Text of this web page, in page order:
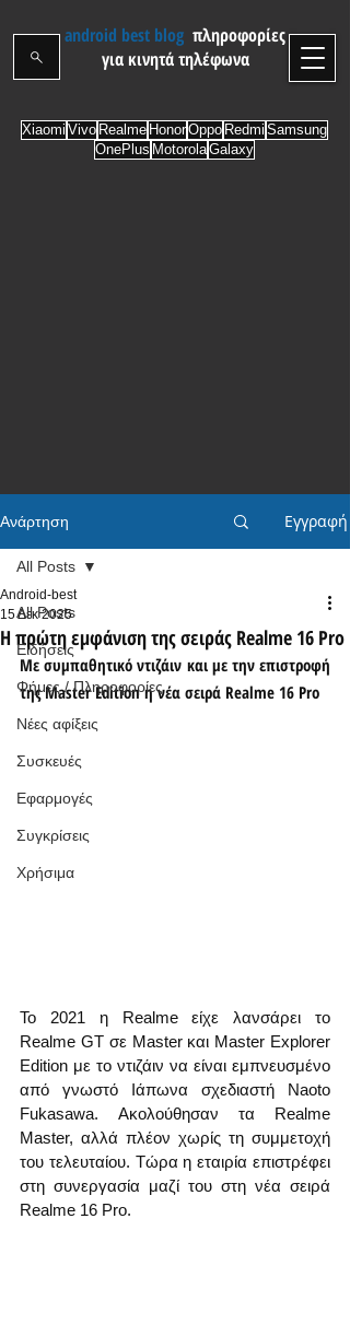
android best blog πληροφορίες
για κινητά τηλέφωνα
Xiaomi Vivo Realme HonorOppo Redmi Samsung
OnePlus MotorolaGalaxy
Ανάρτηση Εγγραφή
All Posts
Ειδήσεις
Φήμες / Πληροφορίες
Νέες αφίξεις
Συσκευές
Εφαρμογές
Συγκρίσεις
Χρήσιμα
All Posts
Η πρώτη εμφάνιση της σειράς Realme 16 Pro
Android-best
15 Δεκ 2025
Με συμπαθητικό ντιζάιν και με την επιστροφή
της Master Edition η νέα σειρά Realme 16 Pro
Το 2021 η Realme είχε λανσάρει το
Realme GT σε Master και Master Explorer
Edition με το ντιζάιν να είναι εμπνευσμένο
από γνωστό Ιάπωνα σχεδιαστή Naoto
Fukasawa. Ακολούθησαν τα Realme
Master, αλλά πλέον χωρίς τη συμμετοχή
του τελευταίου. Τώρα η εταιρία επιστρέφει
στη συνεργασία μαζί του στη νέα σειρά
Realme 16 Pro.